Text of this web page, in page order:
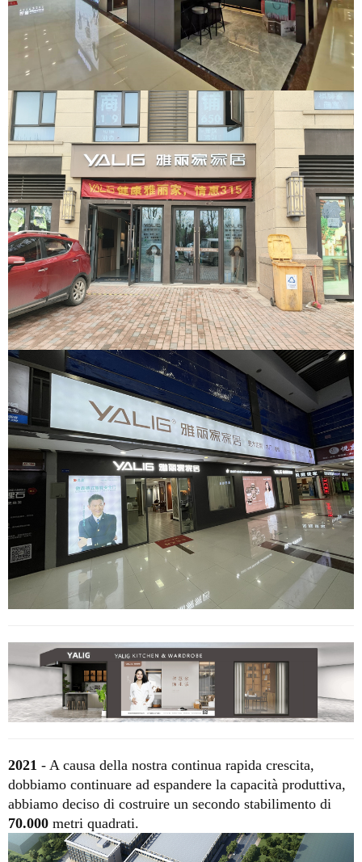
2021 - A causa della nostra continua rapida crescita,
dobbiamo continuare ad espandere la capacità produttiva,
abbiamo deciso di costruire un secondo stabilimento di
70.000 metri quadrati.